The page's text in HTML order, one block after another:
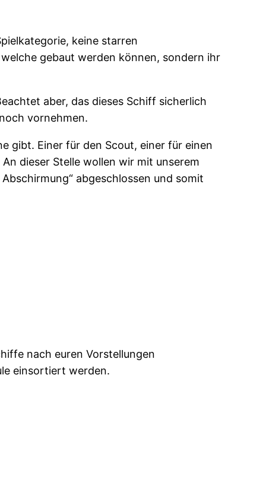
keine starren
gebaut werden können, sondern ihr
aber, das dieses Schiff sicherlich
vornehmen.
gibt. Einer für den Scout, einer für einen
dieser Stelle wollen wir mit unserem
abgeschlossen und somit
nach euren Vorstellungen
einsortiert werden.